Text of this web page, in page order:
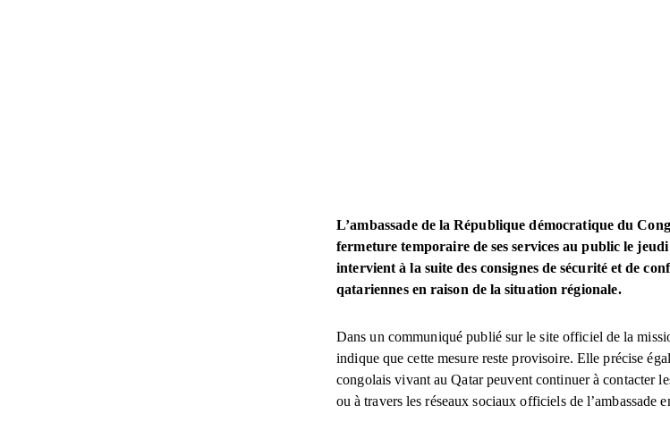
L’ambassade de la République démocratique du
fermeture temporaire de ses services au public le
intervient à la suite des consignes de sécurité et de
qatariennes en raison de la situation régionale.
Dans un communiqué publié sur le site officiel de la
indique que cette mesure reste provisoire. Elle précise
congolais vivant au Qatar peuvent continuer à contacter
ou à travers les réseaux sociaux officiels de l’ambassade